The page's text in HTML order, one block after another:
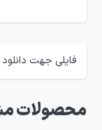
فایلی جهت
محصولات